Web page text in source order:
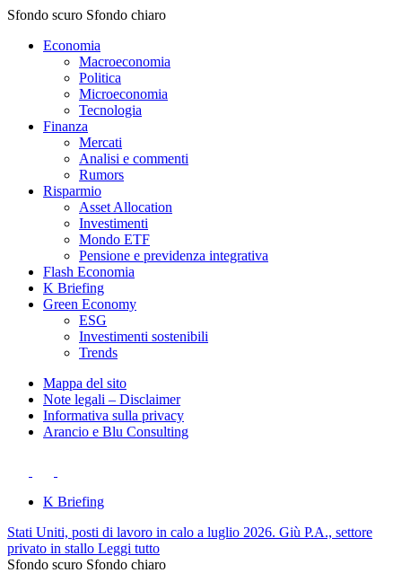
Sfondo scuro Sfondo chiaro
Economia
Macroeconomia
Politica
Microeconomia
Tecnologia
Finanza
Mercati
Analisi e commenti
Rumors
Risparmio
Asset Allocation
Investimenti
Mondo ETF
Pensione e previdenza integrativa
Flash Economia
K Briefing
Green Economy
ESG
Investimenti sostenibili
Trends
Mappa del sito
Note legali – Disclaimer
Informativa sulla privacy
Arancio e Blu Consulting
K Briefing
Stati Uniti, posti di lavoro in calo a luglio 2026. Giù P.A., settore
privato in stallo Leggi tutto
Sfondo scuro Sfondo chiaro